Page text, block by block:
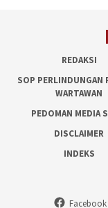
REDAKSI
SOP PERLINDUNGAN
WARTAWAN
PEDOMAN MEDIA
DISCLAIMER
INDEKS
Facebook